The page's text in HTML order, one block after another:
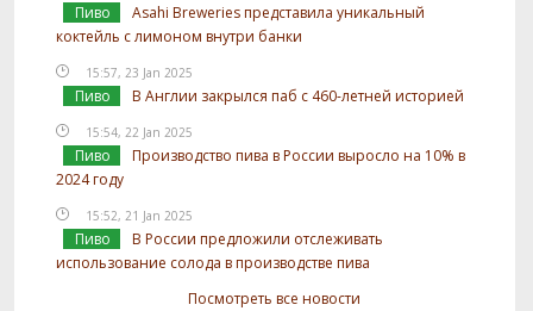
Пиво
Asahi Breweries представила уникальный
коктейль с лимоном внутри банки
15:57, 23 Jan 2025
Пиво В Англии закрылся паб с 460-летней историей
15:54, 22 Jan 2025
Пиво
Производство пива в России выросло на 10% в
2024 году
15:52, 21 Jan 2025
Пиво
В России предложили отслеживать
использование солода в производстве пива
Посмотреть все новости